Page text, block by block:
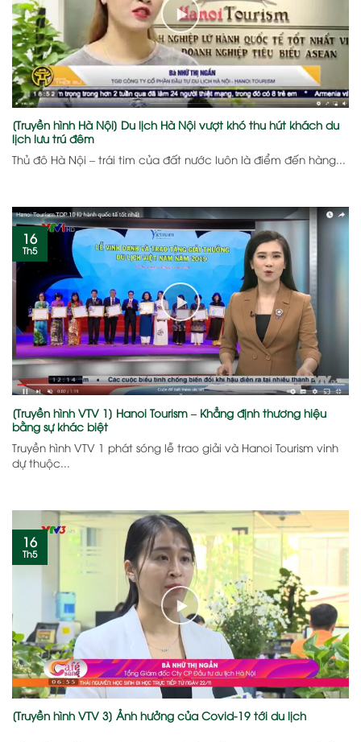
[Truyền hình Hà Nội] Du lịch Hà Nội vượt khó thu hút khách du
lịch lưu trú đêm
Thủ đô Hà Nội – trái tim của đất nước luôn là điểm đến hàng...
[Truyền hình VTV 1] Hanoi Tourism – Khẳng định thương hiệu
bằng sự khác biệt
Truyền hình VTV 1 phát sóng lễ trao giải và Hanoi Tourism vinh
dự thuộc...
16
Th5
[Truyền hình VTV 3] Ảnh hưởng của Covid-19 tới du lịch
16
Th5